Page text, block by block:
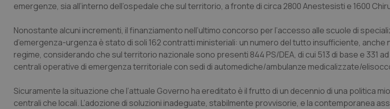
emergenze, sia all’interno dell’ospedale che sul territorio, a fronte di circa 2800 Anestesisti e 1600
Nonostante alcuni incrementi, il finanziamento nell’ultimo concorso per l’accesso alle scuole di
d’emergenza-urgenza è stato di soli 162 contratti ministeriali: un numero del tutto insufficiente, anche
regime, considerando che sul territorio nazionale sono presenti 844 PS/DEA, di cui 513 di base e 331
centrali operative di emergenza territoriale con sedi di automediche/ambulanze medicalizzate/
Sicuramente la situazione che l’attuale Governo ha ereditato è il frutto di un decennio di una politica
centrali che locali. L’adozione di soluzioni inadeguate, stabilmente provvisorie, e la contemporanea